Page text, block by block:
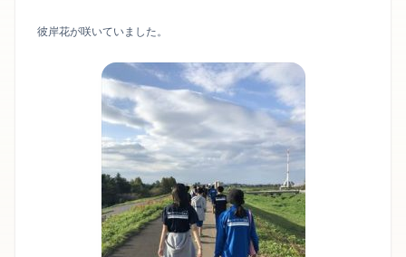
彼岸花が咲いていました。